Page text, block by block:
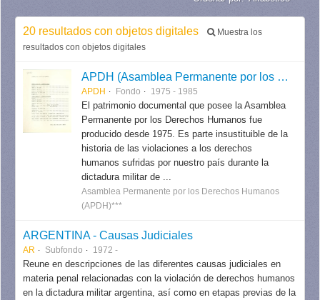
20 resultados con objetos digitales
Muestra los
resultados con objetos digitales
APDH (Asamblea Permanente por los Derechos Humanos)
APDH Fondo 1975 - 1985
El patrimonio documental que posee la Asamblea
Permanente por los Derechos Humanos fue
producido desde 1975. Es parte insustituible de la
historia de las violaciones a los derechos
humanos sufridas por nuestro país durante la
dictadura militar de ...
Asamblea Permanente por los Derechos Humanos
(APDH)***
ARGENTINA - Causas Judiciales
AR Subfondo 1972 -
Reune en descripciones de las diferentes causas judiciales en
materia penal relacionadas con la violación de derechos humanos
en la dictadura militar argentina, así como en etapas previas de la